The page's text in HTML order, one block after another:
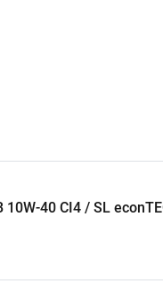
10W-40 CI4 / SL